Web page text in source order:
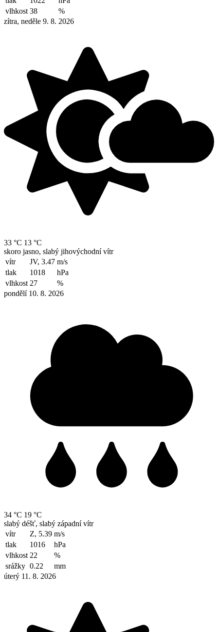
vlhkost 38
%
zítra, neděle 9. 8. 2026
33 °C 13 °C
skoro jasno, slabý jihovýchodní vítr
vítr
JV, 3.47 m/s
tlak
1018
hPa
vlhkost 27
%
pondělí 10. 8. 2026
34 °C 19 °C
slabý déšť, slabý západní vítr
vítr
Z, 5.39 m/s
tlak
1016
hPa
vlhkost 22
%
srážky 0.22
mm
úterý 11. 8. 2026